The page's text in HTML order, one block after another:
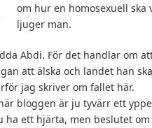
om hur en homosexuell ska
ljuger man.
Abdi. För det handlar om
att älska och landet han
jag skriver om fallet här.
bloggen är ju tyvärr ett
ett hjärta, men beslutet